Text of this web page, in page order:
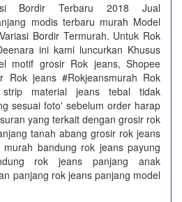
Bordir Terbaru 2018 Jual
modis terbaru murah Model
Bordir Termurah. Untuk Rok
ini kami luncurkan Khusus
motif grosir Rok jeans, Shopee
Rok jeans #Rokjeansmurah Rok
material jeans tebal tidak
sesuai foto' sebelum order harap
yang terkait dengan grosir rok
tanah abang grosir rok jeans
bandung rok jeans payung
rok jeans panjang anak
panjang rok jeans panjang model